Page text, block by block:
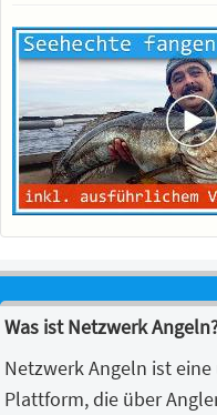
Was ist Netzwerk
Netzwerk Angeln ist
Plattform, die über